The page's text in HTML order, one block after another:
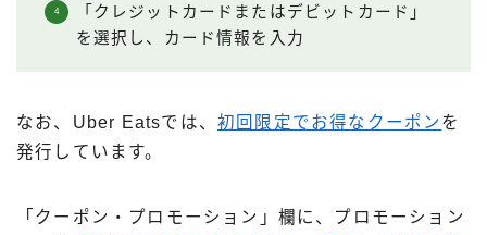
「クレジットカードまたはデビットカード」
を選択し、カード情報を入力
なお、Uber Eatsでは、 初回限定でお得なクーポン を
発行しています。
「クーポン・プロモーション」欄に、プロモーション